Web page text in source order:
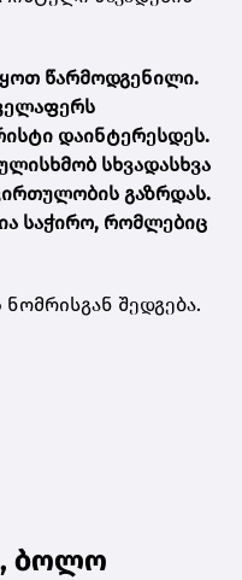
წარმოდგენილი.
დაინტერესდეს.
სხვადასხვა
გაზრდას.
საჭირო, რომლებიც
შედგება.
ბოლო